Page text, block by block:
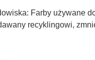
Farby używane
recyklingowi,